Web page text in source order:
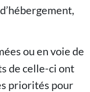
ou en voie de
de celle-ci ont
priorités pour